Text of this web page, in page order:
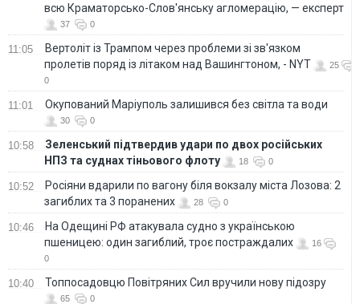
всю Краматорсько-Слов'янську агломерацію, — експерт
37 0
11:05
Вертоліт із Трампом через проблеми зі зв'язком
пролетів поряд із літаком над Вашингтоном, - NYT
25
0
11:01 Окупований Маріуполь залишився без світла та води
30 0
10:58
Зеленський підтвердив удари по двох російських
НПЗ та суднах тіньового флоту
18 0
10:52
Росіяни вдарили по вагону біля вокзалу міста Лозова: 2
загиблих та 3 поранених
28 0
10:46
На Одещині РФ атакувала судно з українською
пшеницею: один загиблий, троє постраждалих
16
0
10:40 Топпосадовцю Повітряних Сил вручили нову підозру
65 0